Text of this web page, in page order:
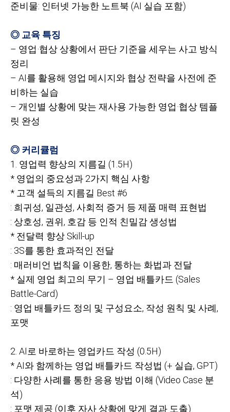
준비물: 인터넷 가능한 노트북 (AI 실습 포함)
◎ 교육 특징
– 영업·협상 상황에서 판단 기준을 세우는 사고 방식
정리
– AI를 활용해 영업 메시지와 협상 전략을 사전에 준
비하는 실습
– 개인별 상황에 맞는 재사용 가능한 영업·협상 템플
릿 완성
◎ 커리큘럼
1. 영업력 향상의 지름길 (1.5H)
* 영업의 중요성과 2가지 핵심 사항
* 고객 설득의 지름길 Best #6
: 희귀성, 일관성, 사회적 증거 등 제품 매력 표현법
: 상호성, 권위, 호감 등 인적 친밀감 생성법
* 전달력 향상 Skill-up
: 3S를 통한 효과적인 전달
: 매러비언 법칙을 이용한, 통하는 화법과 전달
* 실제 영업 최고의 무기 – 영업 배틀카드 (Sales
Battle-Card)
: 영업 배틀카드 정의 및 구성요소, 작성 원칙 및 사례,
포맷
2. AI 로 바로하는 영업카드 작성 (0.5H)
* AI와 함께하는 영업 배틀카드 작성법 (+ 실습, GPT)
: 다양한 사례를 통한 응용 방법 이해 (Video Case 분
석)
: 포맷 제공 (이후 자사 상황에 맞게 결과 도출)